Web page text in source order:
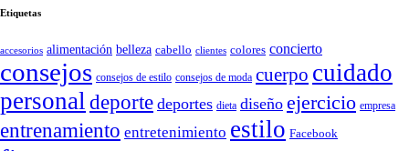
Etiquetas
accesorios alimentación belleza cabello clientes colores concierto
consejos consejos de estilo consejos de moda cuerpo cuidado
personal deporte deportes dieta diseño ejercicio empresa
entrenamiento entretenimiento estilo Facebook